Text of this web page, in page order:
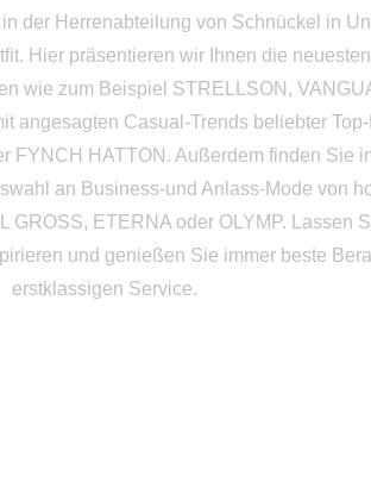
der Herrenabteilung von Schnückel in
Hier präsentieren wir Ihnen die
wie zum Beispiel STRELLSON,
angesagten Casual-Trends beliebter
FYNCH HATTON. Außerdem finden Sie
an Business-und Anlass-Mode von
GROSS, ETERNA oder OLYMP. Lassen
und genießen Sie immer beste
erstklassigen Service.